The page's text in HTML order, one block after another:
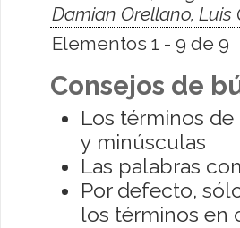
Damian Orellano, Luis
Elementos 1 - 9 de 9
Consejos de
Los términos
y minúsculas
Las palabras
Por defecto,
los términos en